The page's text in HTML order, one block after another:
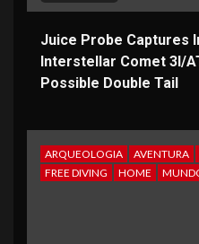
Juice Probe Captures
Interstellar Comet 3I/
Possible Double Tail
ARQUEOLOGIA AVENTURA
FREE DIVING
HOME